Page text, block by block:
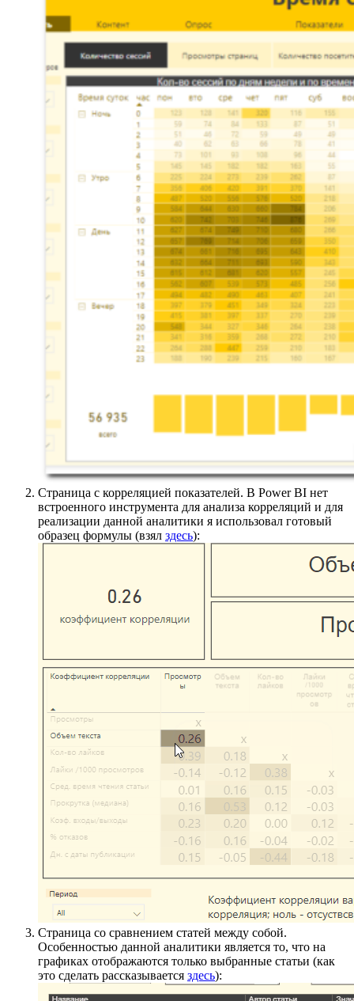
Страница с корреляцией показателей. В Power BI нет
встроенного инструмента для анализа корреляций и для
реализации данной аналитики я использовал готовый
образец формулы (взял здесь):
Страница со сравнением статей между собой.
Особенностью данной аналитики является то, что на
графиках отображаются только выбранные статьи (как
это сделать рассказывается здесь):